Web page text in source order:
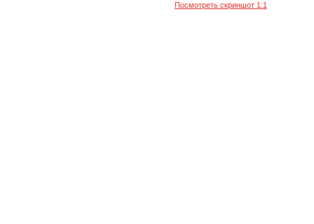
Посмотреть скриншот 1:1